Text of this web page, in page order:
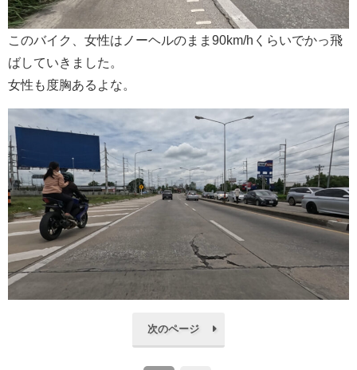
このバイク、女性はノーヘルのまま90km/hくらいでかっ飛
ばしていきました。
女性も度胸あるよな。
次のページ